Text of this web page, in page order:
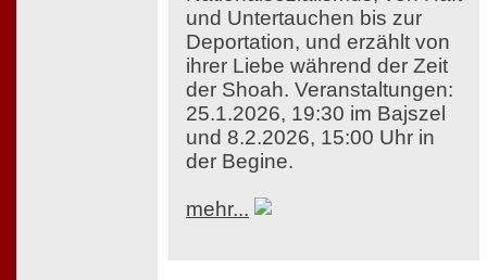
und Untertauchen bis zur
Deportation, und erzählt von
ihrer Liebe während der Zeit
der Shoah. Veranstaltungen:
25.1.2026, 19:30 im Bajszel
und 8.2.2026, 15:00 Uhr in
der Begine.
mehr...